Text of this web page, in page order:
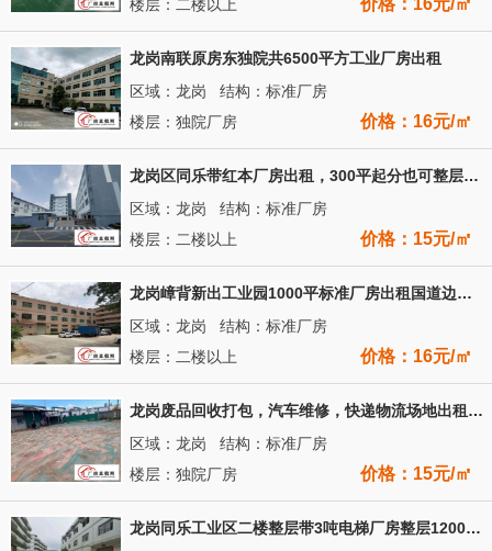
楼层：二楼以上
价格：16元/㎡
龙岗南联原房东独院共6500平方工业厂房出租
区域：龙岗 结构：标准厂房
楼层：独院厂房
价格：16元/㎡
龙岗区同乐带红本厂房出租，300平起分也可整层出租，公摊小
区域：龙岗 结构：标准厂房
楼层：二楼以上
价格：15元/㎡
龙岗嶂背新出工业园1000平标准厂房出租国道边上带消防喷淋
区域：龙岗 结构：标准厂房
楼层：二楼以上
价格：16元/㎡
龙岗废品回收打包，汽车维修，快递物流场地出租独院1500平
区域：龙岗 结构：标准厂房
楼层：独院厂房
价格：15元/㎡
龙岗同乐工业区二楼整层带3吨电梯厂房整层1200平招租